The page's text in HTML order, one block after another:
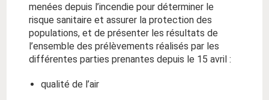
menées depuis l’incendie pour déterminer le
risque sanitaire et assurer la protection des
populations, et de présenter les résultats de
l’ensemble des prélèvements réalisés par les
différentes parties prenantes depuis le 15 avril :
qualité de l’air